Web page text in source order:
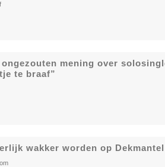
mening over
te braaf”
wakker worden op